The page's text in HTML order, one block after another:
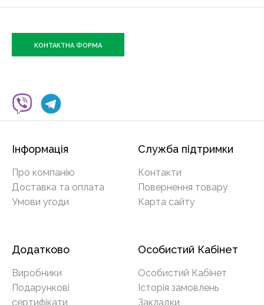
КОНТАКТНА ФОРМА
Інформація
Про компанію
Доставка та оплата
Умови угоди
Служба підтримки
Контакти
Повернення товару
Карта сайту
Додатково
Виробники
Подарункові
сертифікати
Особистий Кабінет
Особистий Кабінет
Історія замовлень
Закладки